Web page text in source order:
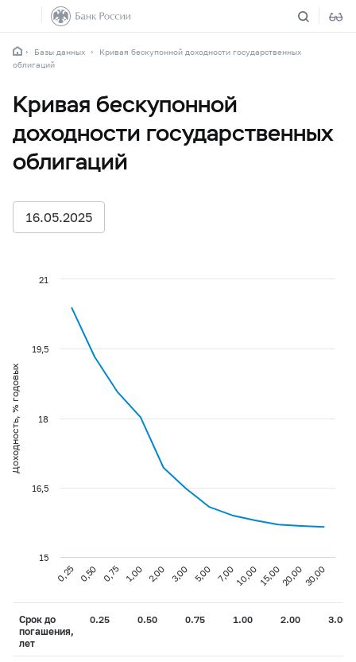
Базы данных
Кривая бескупонной доходности государственных
облигаций
Кривая бескупонной
доходности государственных
облигаций
16.05.2025
Доходность, % годовых
0,25 0,50 0,75 1,00 2,00 3,00 5,00 7,0010,0015,0020,0030,00
15
16,5
18
19,5
21
Срок до
погашения,
лет
0.25 0.50 0.75 1.00 2.00 3.00